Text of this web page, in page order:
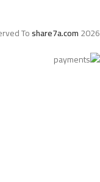
Toshare7a.com2026.